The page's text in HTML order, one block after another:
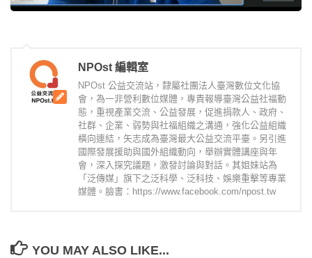
NPOst 編輯室
NPOst 公益交流站，隸屬社團法人臺灣數位文化協
會，為一非營利數位媒體，專責報導臺灣公益社福動
態，重視產業交流、公益發展，促進捐款人、政府、
社群、企業、弱勢與社福組織之溝通，強化公益組織
橫向連結，矢志成為臺灣最大公益交流平臺。另引進
國際發展援助與國外組織動向，舉辦實體講座與年
會，深入探究議題，激發討論與對話。其姐妹站為
「泛傳媒」旗下之泛科學、泛科技、娛樂重擊等專業
媒體。臉書：https://www.facebook.com/npost.tw
YOU MAY ALSO LIKE...